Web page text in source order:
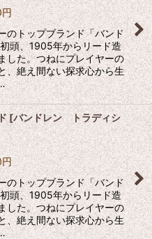
円
のトップブランド「バンド
頭、1905年からリード造
した。つねにプレイヤーの
、絶え間ない探求心から生
[バンドレン トラディシ
円
のトップブランド「バンド
頭、1905年からリード造
した。つねにプレイヤーの
、絶え間ない探求心から生